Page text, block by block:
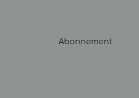
Abonnement